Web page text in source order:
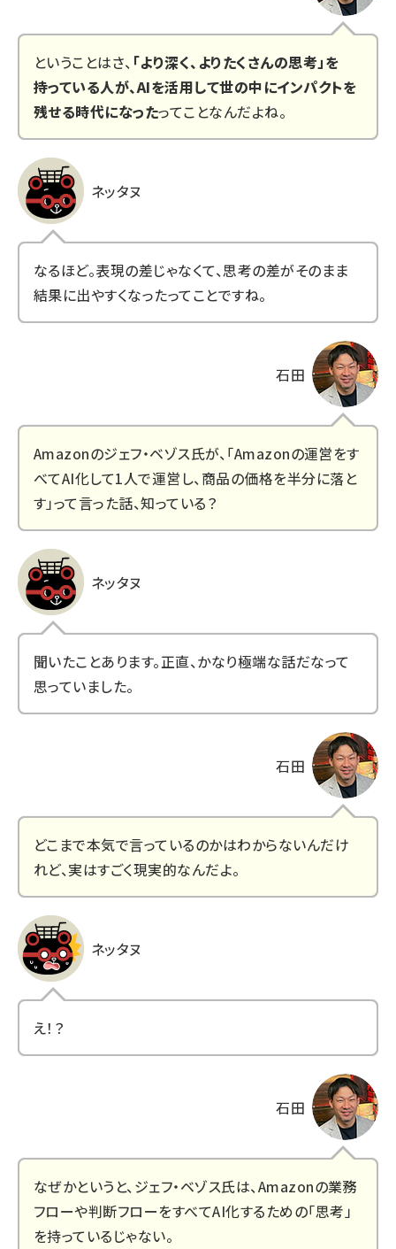
ということはさ、 「より深く、よりたくさんの思考」を
持っている人が、AIを活用して世の中にインパクトを
残せる時代になったってことなんだよね。
ネッタヌ
なるほど。表現の差じゃなくて、思考の差がそのまま
結果に出やすくなったってことですね。
石田
Amazonのジェフ・ベゾス氏が、「Amazonの運営をす
べてAI化して1人で運営し、商品の価格を半分に落と
す」って言った話、知っている？
ネッタヌ
聞いたことあります。正直、かなり極端な話だなって
思っていました。
石田
どこまで本気で言っているのかはわからないんだけ
れど、実はすごく現実的なんだよ。
ネッタヌ
え！？
石田
なぜかというと、ジェフ・ベゾス氏は、Amazonの業務
フローや判断フローをすべてAI化するための「思考」
を持っているじゃない。